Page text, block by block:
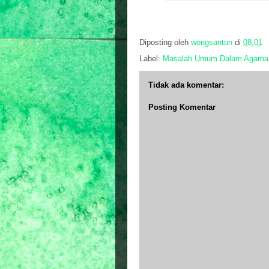
Diposting oleh wongsantun di 08.01
Label: Masalah Umum Dalam
Tidak ada komentar:
Posting Komentar